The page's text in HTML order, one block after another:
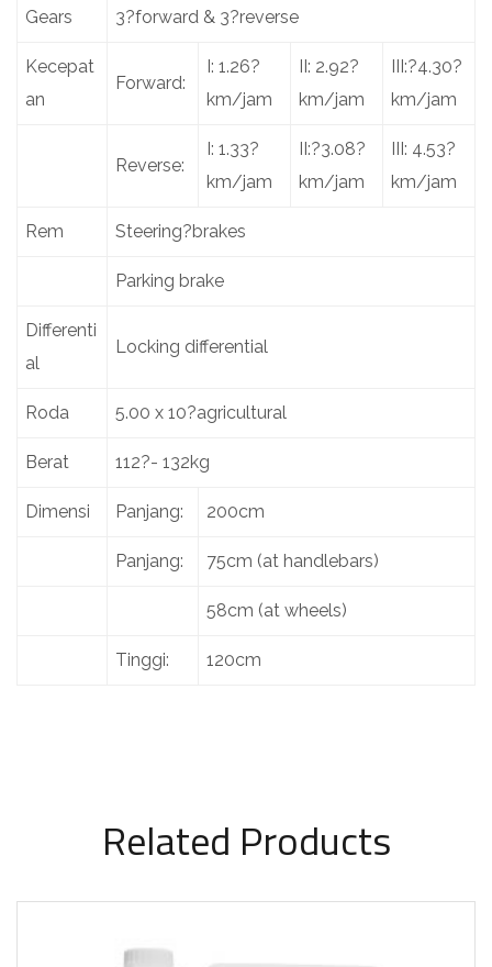
Gears 3?forward & 3?reverse
Kecepat
an
Forward:
I: 1.26?
km/jam
II: 2.92?
km/jam
III:?4.30?
km/jam
Reverse:
I: 1.33?
km/jam
II:?3.08?
km/jam
III: 4.53?
km/jam
Rem Steering?brakes
Parking brake
Differenti
al
Locking differential
Roda 5.00 x 10?agricultural
Berat 112?- 132kg
Dimensi Panjang: 200cm
Panjang: 75cm (at handlebars)
58cm (at wheels)
Tinggi: 120cm
Related Products